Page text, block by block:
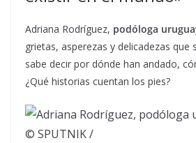
Adriana Rodríguez, podóloga
grietas, asperezas y delicadezas que
sabe decir por dónde han andado,
¿Qué historias cuentan los pies?
© SPUTNIK /